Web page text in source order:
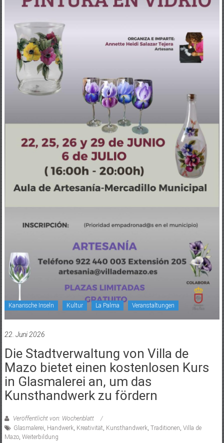
Kanarische Inseln Kultur La Palma Veranstaltungen
22. Juni 2026
Die Stadtverwaltung von Villa de
Mazo bietet einen kostenlosen Kurs
in Glasmalerei an, um das
Kunsthandwerk zu fördern
Veröffentlicht von: Wochenblatt
Glasmalerei Handwerk, Kreativität Kunsthandwerk, Traditionen Villa de
Mazo, Weiterbildung